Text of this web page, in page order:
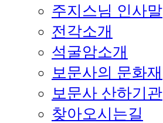
주지스님 인사말
전각소개
석굴암소개
보문사의 문화재
보문사 산하기관
찾아오시는길